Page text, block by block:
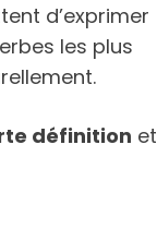
d’exprimer
les plus
définition et